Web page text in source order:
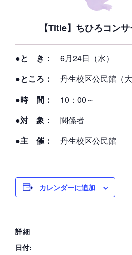
【Title】ちひろコン
●と き：
6月24日（水）
●ところ：
丹生校区公民館（大
●時 間：
10：00～
●対 象：
関係者
●主 催：
丹生校区公民館
カレンダーに追加
詳細
日付: